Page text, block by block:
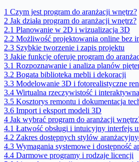
1 Czym jest program do aranżacji wnętrz?
2 Jak działa program do aranżacji wnętrz?
2.1 Planowanie w 2D i wizualizacja 3D
2.2 Możliwość projektowania online bez
2.3 Szybkie tworzenie i zapis projektu
3 Jakie funkcje oferuje program do
3.1 Rozpoznawanie i analiza planów
3.2 Bogata biblioteka mebli i dekoracji
3.3 Modelowanie 3D i fotorealistyczne
3.4 Wirtualna rzeczywistość i
3.5 Kosztorys remontu i dokumentacja
3.6 Import i eksport modeli 3D
4 Jak wybrać program do aranżacji
4.1 Łatwość obsługi i intuicyjny interfejs
4.2 Zakres dostępnych stylów
4.3 Wymagania systemowe i dostępność
4.4 Darmowe programy i rodzaje licencji